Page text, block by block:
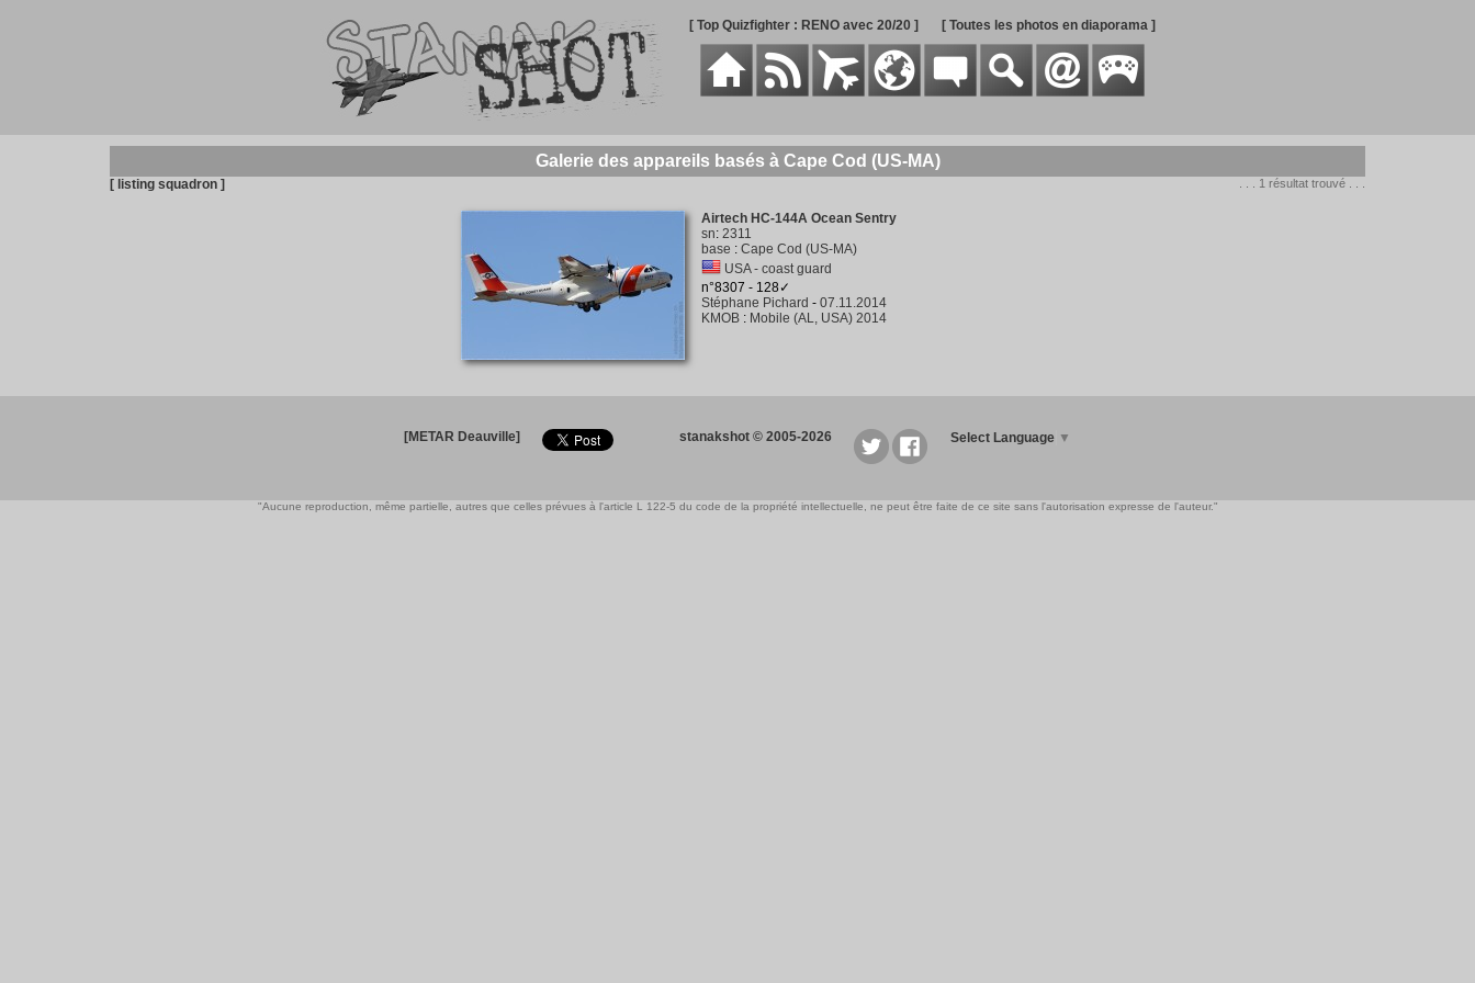
[ Top Quizfighter : RENO avec 20/20 ] [ Toutes les photos en diaporama ]
Galerie des appareils basés à Cape Cod (US-MA)
[ listing squadron ] . . . 1 résultat trouvé . . .
Airtech HC-144A Ocean Sentry
sn: 2311
base : Cape Cod (US-MA)
USA - coast guard
n°8307 - 128✓
Stéphane Pichard - 07.11.2014
KMOB: Mobile (AL, USA) 2014
[METAR Deauville] stanakshot © 2005-2026 Select Language ▼
"Aucune reproduction, même partielle, autres que celles prévues à l'article L 122-5 du code de la propriété intellectuelle, ne peut être faite de ce site sans l'autorisation expresse de l'auteur."